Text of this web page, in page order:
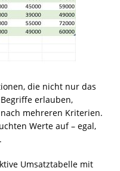
die nicht nur das
erlauben,
mehreren Kriterien.
Werte auf – egal,
Umsatztabelle mit